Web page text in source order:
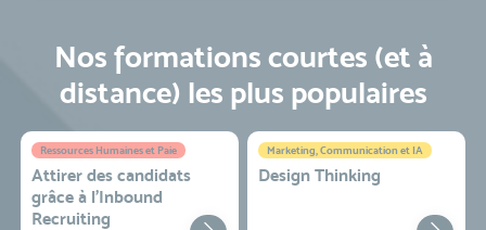
Nos formations courtes (et à
distance) les plus populaires
Ressources Humaines et Paie
Attirer des candidats
grâce à l’Inbound
Recruiting
Marketing, Communication et IA
Design Thinking